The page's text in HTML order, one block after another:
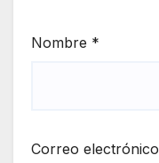
Nombre *
Correo electrónico